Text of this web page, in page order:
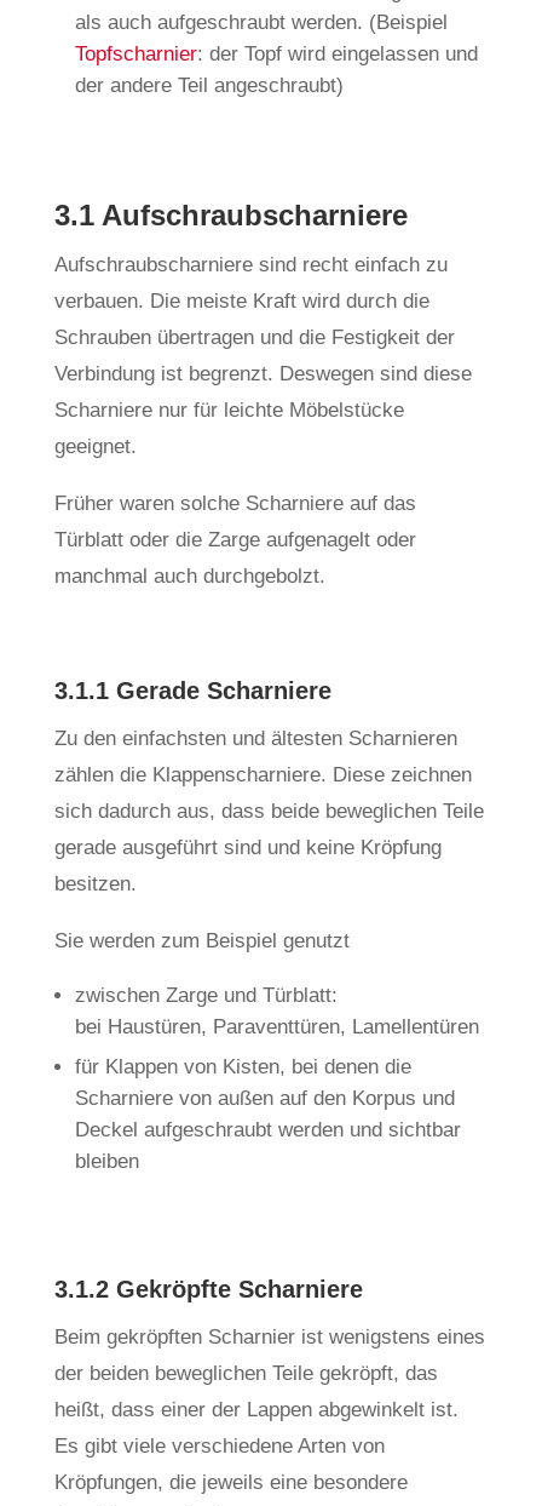
als auch aufgeschraubt werden. (Beispiel
Topfscharnier: der Topf wird eingelassen und
der andere Teil angeschraubt)
3.1 Aufschraubscharniere
Aufschraubscharniere sind recht einfach zu
verbauen. Die meiste Kraft wird durch die
Schrauben übertragen und die Festigkeit der
Verbindung ist begrenzt. Deswegen sind diese
Scharniere nur für leichte Möbelstücke
geeignet.
Früher waren solche Scharniere auf das
Türblatt oder die Zarge aufgenagelt oder
manchmal auch durchgebolzt.
3.1.1 Gerade Scharniere
Zu den einfachsten und ältesten Scharnieren
zählen die Klappenscharniere. Diese zeichnen
sich dadurch aus, dass beide beweglichen Teile
gerade ausgeführt sind und keine Kröpfung
besitzen.
Sie werden zum Beispiel genutzt
zwischen Zarge und Türblatt:
bei Haustüren, Paraventtüren, Lamellentüren
für Klappen von Kisten, bei denen die
Scharniere von außen auf den Korpus und
Deckel aufgeschraubt werden und sichtbar
bleiben
3.1.2 Gekröpfte Scharniere
Beim gekröpften Scharnier ist wenigstens eines
der beiden beweglichen Teile gekröpft, das
heißt, dass einer der Lappen abgewinkelt ist.
Es gibt viele verschiedene Arten von
Kröpfungen, die jeweils eine besondere